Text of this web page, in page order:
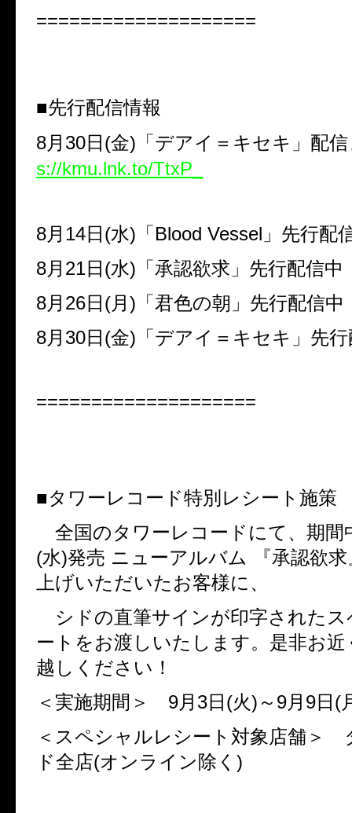
====================
■先行配信情報
8月 30日(金) 「デアイ＝キセキ」配
s://kmu.lnk.to/TtxP_
8月 14日(水) 「Blood Vessel 」先行配
8月 21日(水) 「承認欲求」先行配信中
8月 26日(月) 「君色の朝」先行配信中
8月 30日(金) 「デアイ＝キセキ」先
====================
■タワーレコード特別レシート施策
全国のタワーレコードにて、期間
(水)発売 ニューアルバム
『承認欲
上げいただいたお客様に、
シドの直筆サインが印字されたス
ートをお渡しいたします。是非お
越しください！
＜実施期間＞ 9月 3日(火) ～ 9月 9日(
＜スペシャルレシート対象店舗＞
ド全店(オンライン除く )